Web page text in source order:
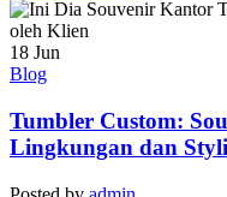
18 Jun
Blog
Tumbler Custom:
Lingkungan dan